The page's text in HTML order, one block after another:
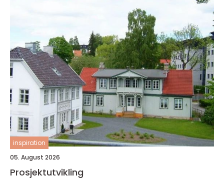
inspiration
05. August 2026
Prosjektutvikling